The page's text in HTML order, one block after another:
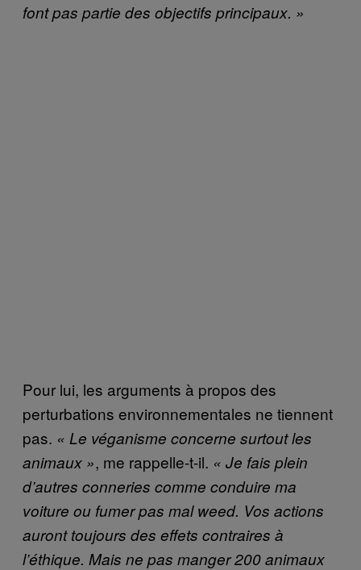
font pas partie des objectifs principaux. »
Pour lui, les arguments à propos des
perturbations environnementales ne tiennent
pas. « Le véganisme concerne surtout les
animaux », me rappelle-t-il. « Je fais plein
d’autres conneries comme conduire ma
voiture ou fumer pas mal weed. Vos actions
auront toujours des effets contraires à
l’éthique. Mais ne pas manger 200 animaux